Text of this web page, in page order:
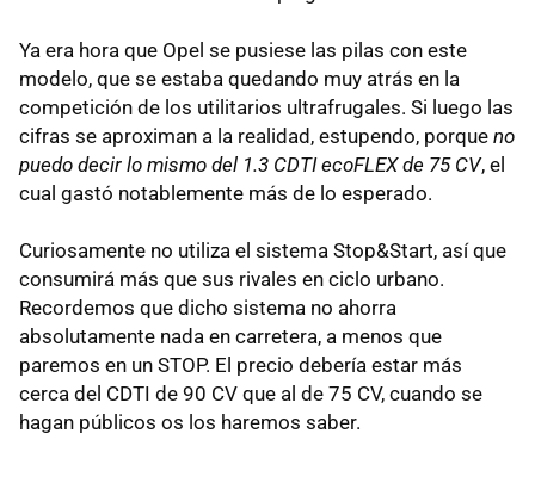
Ya era hora que Opel se pusiese las pilas con este
modelo, que se estaba quedando muy atrás en la
competición de los utilitarios ultrafrugales. Si luego las
cifras se aproximan a la realidad, estupendo, porque no
puedo decir lo mismo del 1.3 CDTI ecoFLEX de 75 CV, el
cual gastó notablemente más de lo esperado.
Curiosamente no utiliza el sistema Stop&Start, así que
consumirá más que sus rivales en ciclo urbano.
Recordemos que dicho sistema no ahorra
absolutamente nada en carretera, a menos que
paremos en un STOP. El precio debería estar más
cerca del CDTI de 90 CV que al de 75 CV, cuando se
hagan públicos os los haremos saber.